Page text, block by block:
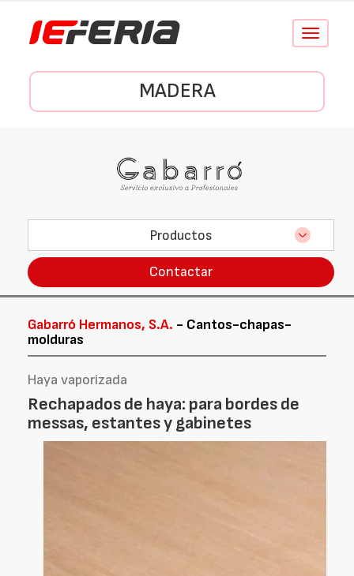
Conmutar
MADERA
Productos
Contactar
Gabarró Hermanos, S.A. - Cantos-chapas-
molduras
Haya vaporizada
Rechapados de haya: para bordes de
messas, estantes y gabinetes